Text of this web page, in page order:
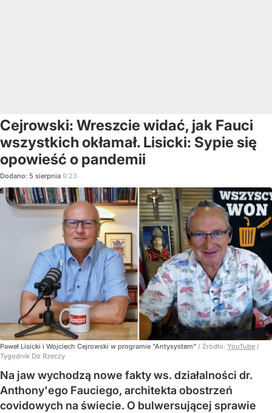
Cejrowski: Wreszcie widać, jak Fauci
wszystkich okłamał. Lisicki: Sypie się
opowieść o pandemii
Dodano: 5 sierpnia 9:23
Paweł Lisicki i Wojciech Cejrowski w programie "Antysystem" / Źródło: YouTube /
Tygodnik Do Rzeczy
Na jaw wychodzą nowe fakty ws. działalności dr.
Anthony'ego Fauciego, architekta obostrzeń
covidowych na świecie. O bulwersującej sprawie